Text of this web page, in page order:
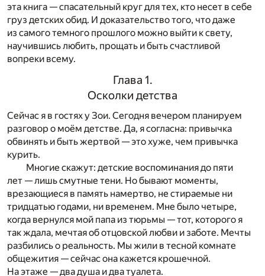
эта книга — спасательный круг для тех, кто несет в себе
груз детских обид. И доказательство того, что даже
из самого темного прошлого можно выйти к свету,
научившись любить, прощать и быть счастливой
вопреки всему.
Глава 1.
Осколки детства
Сейчас я в гостях у Зои. Сегодня вечером планируем
разговор о моём детстве. Да, я согласна: привычка
обвинять и быть жертвой — это хуже, чем привычка
курить.
Многие скажут: детские воспоминания до пяти
лет — лишь смутные тени. Но бывают моменты,
врезающиеся в память намертво, не стираемые ни
тридцатью годами, ни временем. Мне было четыре,
когда вернулся мой папа из тюрьмы — тот, которого я
так ждала, мечтая об отцовской любви и заботе. Мечты
разбились о реальность. Мы жили в тесной комнате
общежития — сейчас она кажется крошечной.
На этаже — два душа и два туалета.